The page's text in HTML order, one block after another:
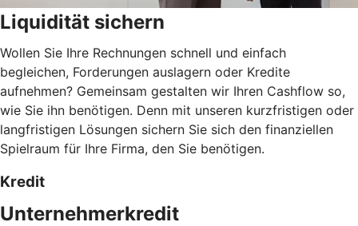
Liquidität sichern
Wollen Sie Ihre Rechnungen schnell und einfach
begleichen, Forderungen auslagern oder Kredite
aufnehmen? Gemeinsam gestalten wir Ihren Cashflow so,
wie Sie ihn benötigen. Denn mit unseren kurzfristigen oder
langfristigen Lösungen sichern Sie sich den finanziellen
Spielraum für Ihre Firma, den Sie benötigen.
Kredit
Unternehmerkredit